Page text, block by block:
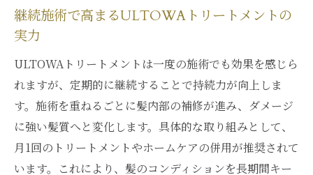
継続施術で高まるULTOWAトリートメントの
実力
ULTOWAトリートメントは一度の施術でも効果を感じら
れますが、定期的に継続することで持続力が向上しま
す。施術を重ねるごとに髪内部の補修が進み、ダメージ
に強い髪質へと変化します。具体的な取り組みとして、
月1回のトリートメントやホームケアの併用が推奨されて
います。これにより、髪のコンディションを長期間キー